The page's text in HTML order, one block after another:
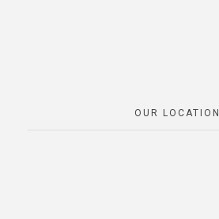
OUR LOCATION